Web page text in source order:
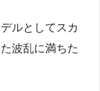
ルとしてスカ
波乱に満ちた